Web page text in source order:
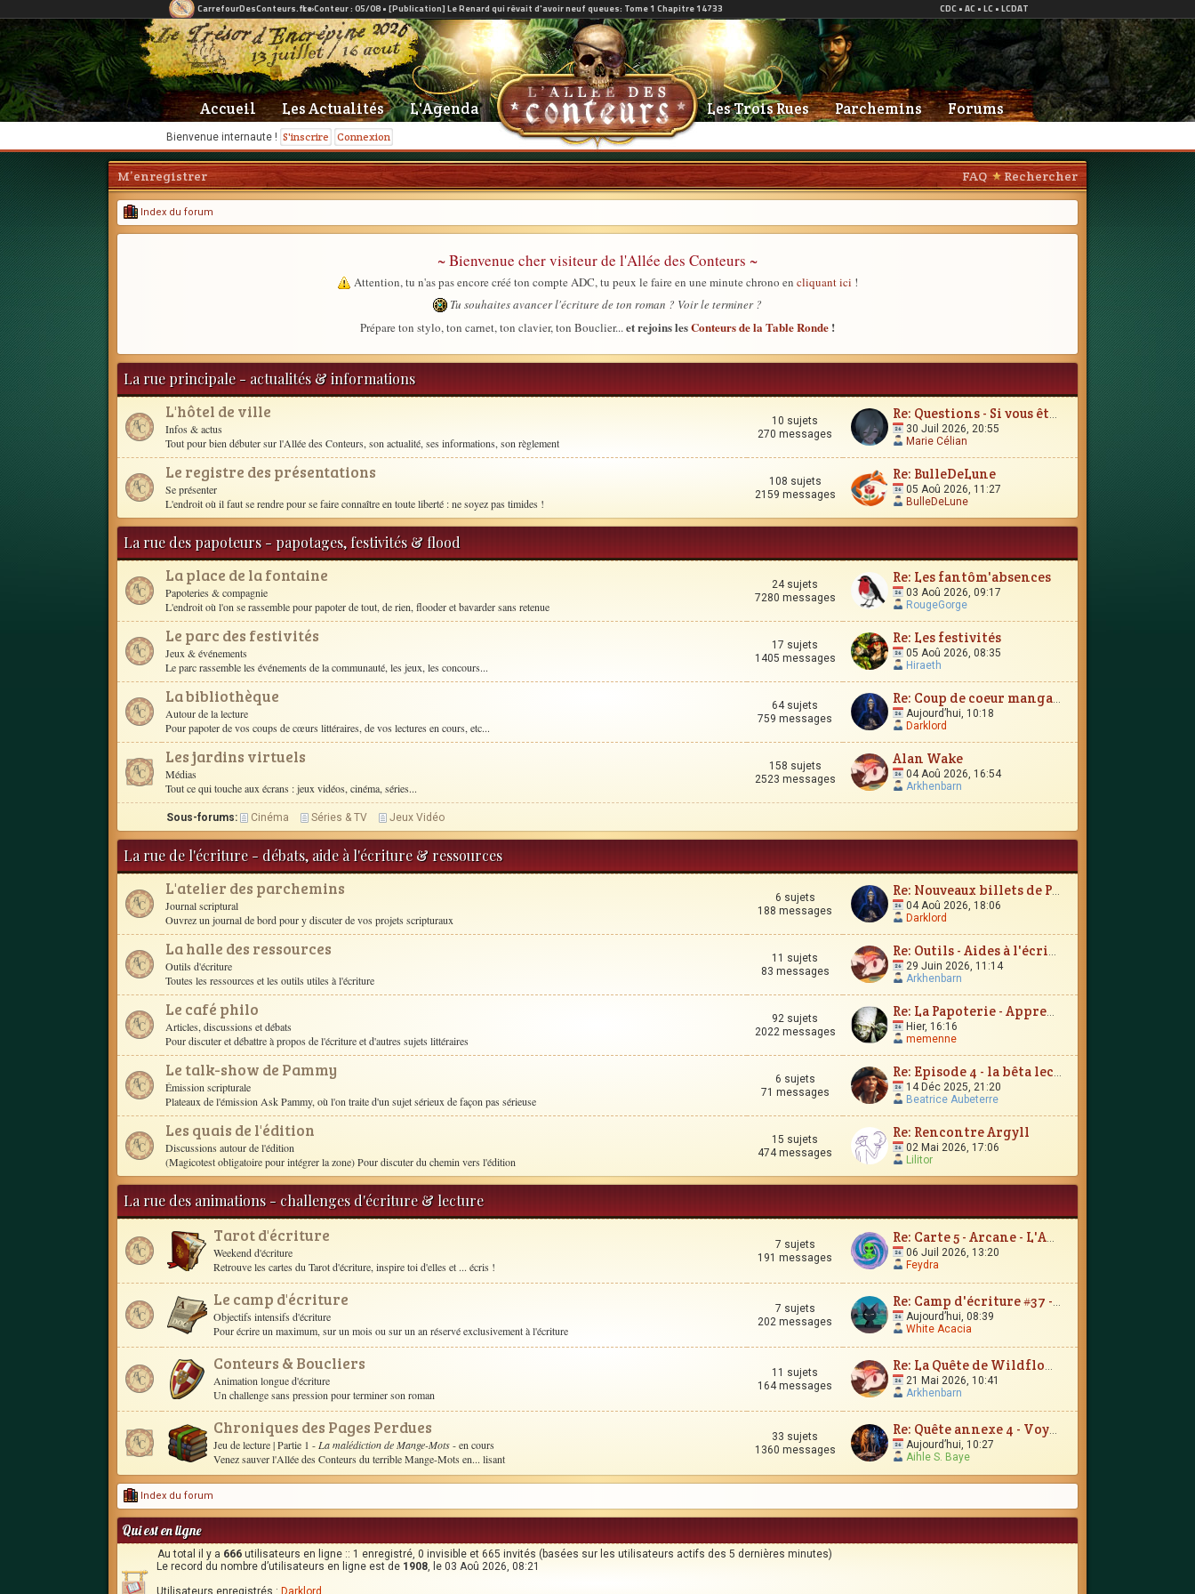
Bienvenue internaute ! S'inscrire Connexion
Accueil Les Actualités L'Agenda Les Trois Rues Parchemins Forums
FAQ Rechercher
M’enregistrer
Index du forum
~ Bienvenue cher visiteur de l'Allée des Conteurs ~
Attention, tu n'as pas encore créé ton compte ADC, tu peux le faire en une minute chrono en cliquant ici !
Tu souhaites avancer l'écriture de ton roman ? Voir le terminer ?
Prépare ton stylo, ton carnet, ton clavier, ton Bouclier...et rejoins lesConteurs de la Table Ronde !
La rue principale - actualités & informations
L'hôtel de ville
Infos & actus
Tout pour bien débuter sur l'Allée des Conteurs, son actualité, ses informations, son règlement
10 sujets
270 messages
Re: Questions - Si vous êtes perdus, ou si vous vous interro
30 Juil 2026, 20:55
Marie Célian
Le registre des présentations
Se présenter
L'endroit où il faut se rendre pour se faire connaître en toute liberté : ne soyez pas timides !
108 sujets
2159 messages
Re: BulleDeLune
05 Aoû 2026, 11:27
BulleDeLune
La rue des papoteurs - papotages, festivités & flood
La place de la fontaine
Papoteries & compagnie
L'endroit où l'on se rassemble pour papoter de tout, de rien, flooder et bavarder sans retenue
24 sujets
7280 messages
Re: Les fantôm'absences
03 Aoû 2026, 09:17
RougeGorge
Le parc des festivités
Jeux & événements
Le parc rassemble les événements de la communauté, les jeux, les concours...
17 sujets
1405 messages
Re: Les festivités
05 Aoû 2026, 08:35
Hiraeth
La bibliothèque
Autour de la lecture
Pour papoter de vos coups de cœurs littéraires, de vos lectures en cours, etc...
64 sujets
759 messages
Re: Coup de coeur manga-esque
Aujourd’hui, 10:18
Darklord
Les jardins virtuels
Médias
Tout ce qui touche aux écrans : jeux vidéos, cinéma, séries...
158 sujets
2523 messages
Alan Wake
04 Aoû 2026, 16:54
Arkhenbarn
Sous-forums: Cinéma Séries & TV Jeux Vidéo
La rue de l'écriture - débats, aide à l'écriture & ressources
L'atelier des parchemins
Journal scriptural
Ouvrez un journal de bord pour y discuter de vos projets scripturaux
6 sujets
188 messages
Re: Nouveaux billets de Parchemin
04 Aoû 2026, 18:06
Darklord
La halle des ressources
Outils d'écriture
Toutes les ressources et les outils utiles à l'écriture
11 sujets
83 messages
Re: Outils - Aides à l'écriture
29 Juin 2026, 11:14
Arkhenbarn
Le café philo
Articles, discussions et débats
Pour discuter et débattre à propos de l'écriture et d'autres sujets littéraires
92 sujets
2022 messages
Re: La Papoterie - Apprendre en publiant en ligne ?
Hier, 16:16
memenne
Le talk-show de Pammy
Émission scripturale
Plateaux de l'émission Ask Pammy, où l'on traite d'un sujet sérieux de façon pas sérieuse
6 sujets
71 messages
Re: Episode 4 - la bêta lecture
14 Déc 2025, 21:20
Beatrice Aubeterre
Les quais de l'édition
Discussions autour de l'édition
(Magicotest obligatoire pour intégrer la zone) Pour discuter du chemin vers l'édition
15 sujets
474 messages
Re: Rencontre Argyll
02 Mai 2026, 17:06
Lilitor
La rue des animations - challenges d'écriture & lecture
Tarot d'écriture
Weekend d'écriture
Retrouve les cartes du Tarot d'écriture, inspire toi d'elles et ... écris !
7 sujets
191 messages
Re: Carte 5 - Arcane - L'Amour Immortel
06 Juil 2026, 13:20
Feydra
Le camp d'écriture
Objectifs intensifs d'écriture
Pour écrire un maximum, sur un mois ou sur un an réservé exclusivement à l'écriture
7 sujets
202 messages
Re: Camp d'écriture #37 - Le Trésor d'Encrépine
Aujourd’hui, 08:39
White Acacia
Conteurs & Boucliers
Animation longue d'écriture
Un challenge sans pression pour terminer son roman
11 sujets
164 messages
Re: La Quête de Wildflower et JunimarionH
21 Mai 2026, 10:41
Arkhenbarn
Chroniques des Pages Perdues
Jeu de lecture| Partie 1 - La malédiction de Mange-Mots- en cours
Venez sauver l'Allée des Conteurs du terrible Mange-Mots en... lisant
33 sujets
1360 messages
Re: Quête annexe 4 - Voyages et contrées lointaines
Aujourd’hui, 10:27
Aihle S. Baye
Index du forum
Qui est en ligne
Au total il y a 666 utilisateurs en ligne :: 1 enregistré, 0 invisible et 665 invités (basées sur les utilisateurs actifs des 5 dernières minutes)
Le record du nombre d’utilisateurs en ligne est de 1908, le 03 Aoû 2026, 08:21
Utilisateurs enregistrés : Darklord